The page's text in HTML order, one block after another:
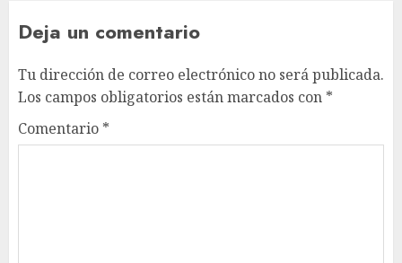
Deja un comentario
Tu dirección de correo electrónico no será publicada.
Los campos obligatorios están marcados con *
Comentario *